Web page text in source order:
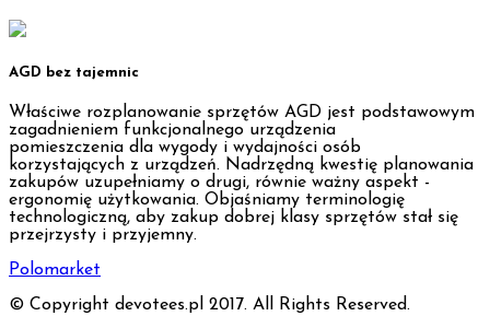
AGD bez tajemnic
Właściwe rozplanowanie sprzętów AGD jest podstawowym
zagadnieniem funkcjonalnego urządzenia
pomieszczenia dla wygody i wydajności osób
korzystających z urządzeń. Nadrzędną kwestię planowania
zakupów uzupełniamy o drugi, równie ważny aspekt -
ergonomię użytkowania. Objaśniamy terminologię
technologiczną, aby zakup dobrej klasy sprzętów stał się
przejrzysty i przyjemny.
Polomarket
© Copyright devotees.pl 2017. All Rights Reserved.